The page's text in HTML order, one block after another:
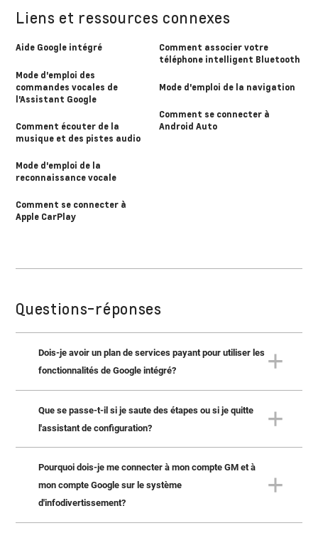
Liens et ressources connexes
Aide Google intégré
Mode d'emploi des
commandes vocales de
l'Assistant Google
Comment écouter de la
musique et des pistes audio
Mode d'emploi de la
reconnaissance vocale
Comment se connecter à
Apple CarPlay
Comment associer votre
téléphone intelligent Bluetooth
Mode d'emploi de la navigation
Comment se connecter à
Android Auto
Questions-réponses
Dois-je avoir un plan de services payant pour utiliser les
fonctionnalités de Google intégré?
Certaines fonctionnalités du système nécessitent un plan
de services payant. Il s'agit notamment de l'Assistant
gratuitement avec l'achat de votre véhicule expirée, vous
pourrez choisir parmi plusieurs options de forfait pour
assurer votre utilisation continue de ces fonctionnalités.
Que se passe-t-il si je saute des étapes ou si je quitte
l'assistant de configuration?
Vous pouvez ignorer certaines étapes de l'assistant de
configuration si vous ne souhaitez pas les terminer. La
prochaine fois que vous démarrerez le véhicule, il est
Pourquoi dois-je me connecter à mon compte GM et à
mon compte Google sur le système
d'infodivertissement?